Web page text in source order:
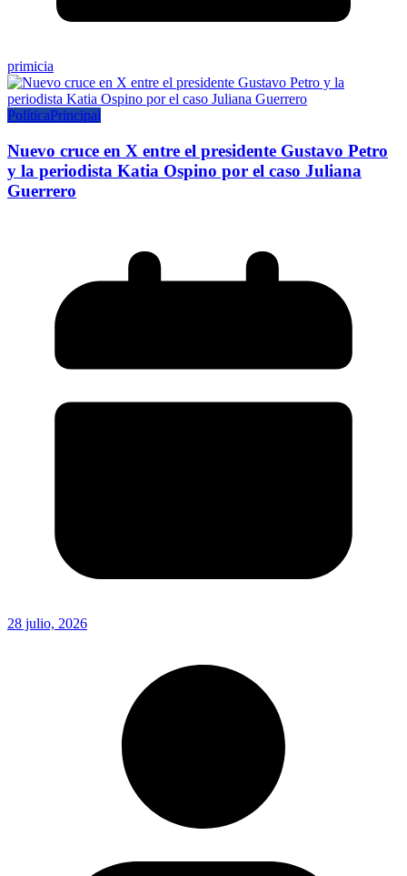
primicia
PolíticaPrincipal
Nuevo cruce en X entre el presidente Gustavo Petro
y la periodista Katia Ospino por el caso Juliana
Guerrero
28 julio, 2026